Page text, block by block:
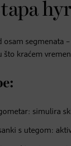
osam segmenata
što kraćem
simulira
s utegom: